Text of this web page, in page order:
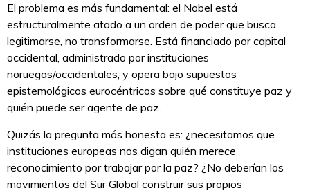
El problema es más fundamental: el Nobel está
estructuralmente atado a un orden de poder que busca
legitimarse, no transformarse. Está financiado por capital
occidental, administrado por instituciones
noruegas/occidentales, y opera bajo supuestos
epistemológicos eurocéntricos sobre qué constituye paz y
quién puede ser agente de paz.
Quizás la pregunta más honesta es: ¿necesitamos que
instituciones europeas nos digan quién merece
reconocimiento por trabajar por la paz? ¿No deberían los
movimientos del Sur Global construir sus propios